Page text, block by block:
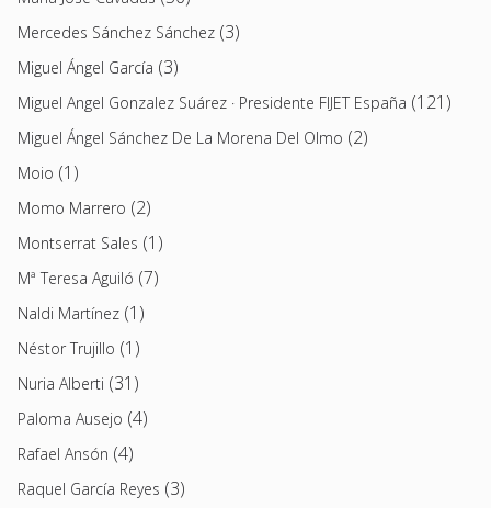
Mercedes Sánchez Sánchez (3)
Miguel Ángel García (3)
Miguel Angel Gonzalez Suárez · Presidente FIJET España (121)
Miguel Ángel Sánchez De La Morena Del Olmo (2)
Moio (1)
Momo Marrero (2)
Montserrat Sales (1)
Mª Teresa Aguiló (7)
Naldi Martínez (1)
Néstor Trujillo (1)
Nuria Alberti (31)
Paloma Ausejo (4)
Rafael Ansón (4)
Raquel García Reyes (3)